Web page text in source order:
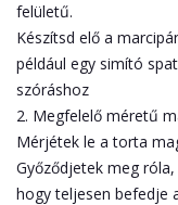
felületű.
Készítsd elő a
például egy simító
szóráshoz
2. Megfelelő méretű
Mérjétek le a torta
Győződjetek meg
hogy teljesen befedje